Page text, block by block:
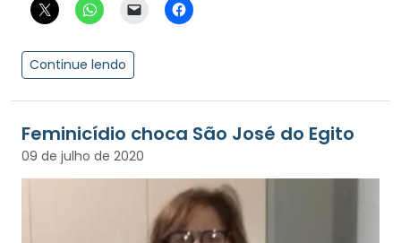
Continue lendo
Feminicídio choca São José do Egito
09 de julho de 2020